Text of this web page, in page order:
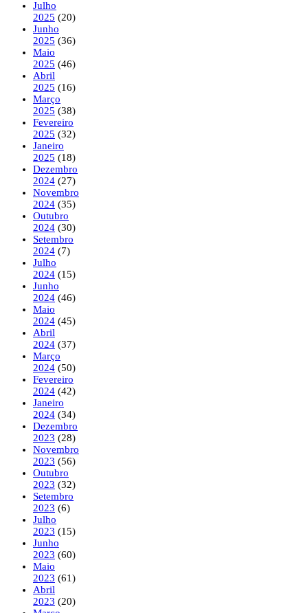
Julho
2025 (20)
Junho
2025 (36)
Maio
2025 (46)
Abril
2025 (16)
Março
2025 (38)
Fevereiro
2025 (32)
Janeiro
2025 (18)
Dezembro
2024 (27)
Novembro
2024 (35)
Outubro
2024 (30)
Setembro
2024 (7)
Julho
2024 (15)
Junho
2024 (46)
Maio
2024 (45)
Abril
2024 (37)
Março
2024 (50)
Fevereiro
2024 (42)
Janeiro
2024 (34)
Dezembro
2023 (28)
Novembro
2023 (56)
Outubro
2023 (32)
Setembro
2023 (6)
Julho
2023 (15)
Junho
2023 (60)
Maio
2023 (61)
Abril
2023 (20)